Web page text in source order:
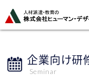
企業向け研
Seminar
ジ
ト